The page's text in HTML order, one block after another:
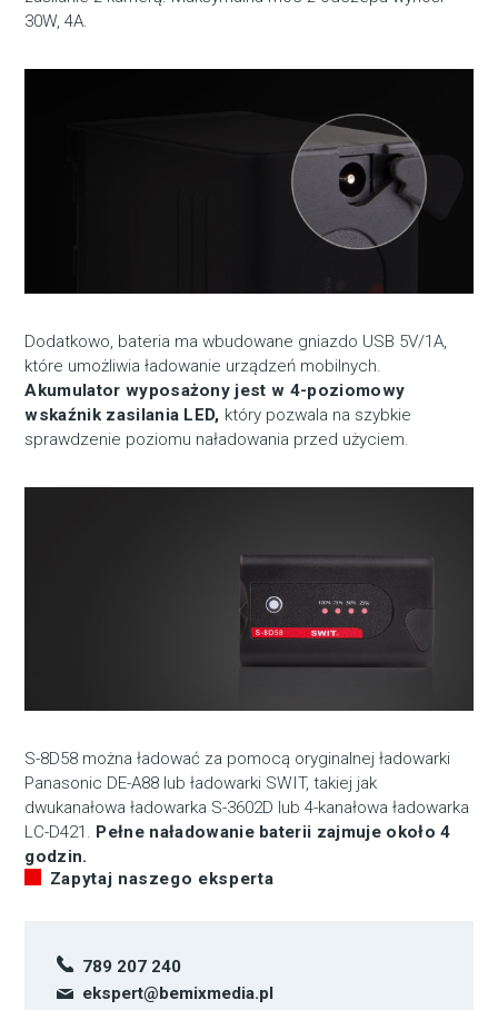
30W, 4A.
Dodatkowo, bateria ma wbudowane gniazdo USB 5V/1A,
które umożliwia ładowanie urządzeń mobilnych.
Akumulator wyposażony jest w 4-poziomowy
wskaźnik zasilania LED, który pozwala na szybkie
sprawdzenie poziomu naładowania przed użyciem.
S-8D58 można ładować za pomocą oryginalnej ładowarki
Panasonic DE-A88 lub ładowarki SWIT, takiej jak
dwukanałowa ładowarka S-3602D lub 4-kanałowa ładowarka
LC-D421. Pełne naładowanie baterii zajmuje około 4
godzin.
Zapytaj naszego eksperta
789 207 240
ekspert@bemixmedia.pl